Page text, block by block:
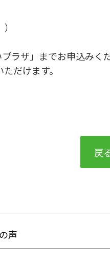
ラザ」までお申込みく
だけます。
戻
声